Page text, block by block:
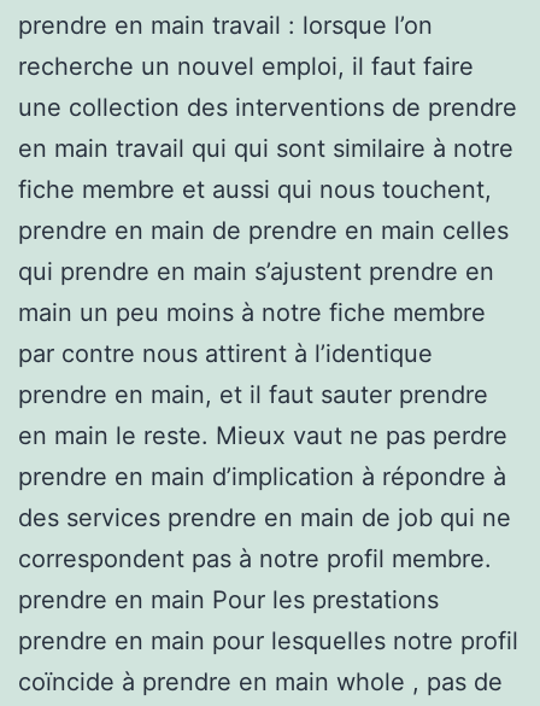
prendre en main travail : lorsque l’on
recherche un nouvel emploi, il faut faire
une collection des interventions de prendre
en main travail qui qui sont similaire à notre
fiche membre et aussi qui nous touchent,
prendre en main de prendre en main celles
qui prendre en main s’ajustent prendre en
main un peu moins à notre fiche membre
par contre nous attirent à l’identique
prendre en main, et il faut sauter prendre
en main le reste. Mieux vaut ne pas perdre
prendre en main d’implication à répondre à
des services prendre en main de job qui ne
correspondent pas à notre profil membre.
prendre en main Pour les prestations
prendre en main pour lesquelles notre profil
coïncide à prendre en main whole , pas de